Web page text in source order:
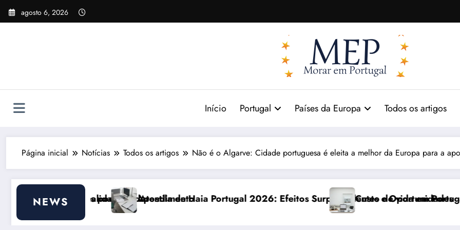
Pular
para
agosto 6, 2026
Início Portugal Países da Europa Todos os artigos
Página inicial Notícias Todos os artigos Não é o Algarve: Cidade portuguesa é eleita a melhor da Europa para a
NEWS
do Atendimento
Apostila de Haia Portugal 2026: Efeitos Surpreendentes e OportunidadesCusto de vida em Portugal 2026: impactos reais e